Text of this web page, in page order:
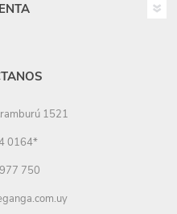
1521
0164*
750